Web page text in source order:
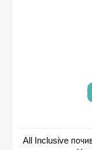
All Inclusive